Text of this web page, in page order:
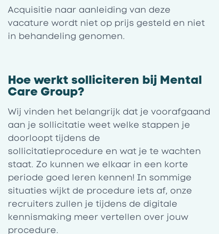
Acquisitie naar aanleiding van deze
vacature wordt niet op prijs gesteld en niet
in behandeling genomen.
Hoe werkt solliciteren bij Mental
Care Group?
Wij vinden het belangrijk dat je voorafgaand
aan je sollicitatie weet welke stappen je
doorloopt tijdens de
sollicitatieprocedure en wat je te wachten
staat. Zo kunnen we elkaar in een korte
periode goed leren kennen! In sommige
situaties wijkt de procedure iets af, onze
recruiters zullen je tijdens de digitale
kennismaking meer vertellen over jouw
procedure.